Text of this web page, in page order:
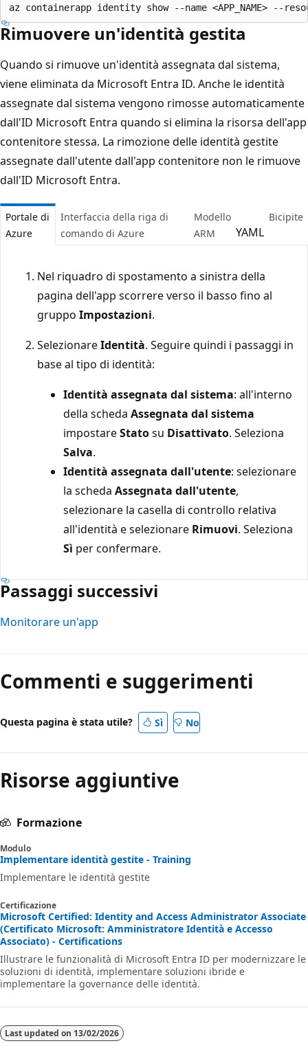
Rimuovere un'identità gestita
Quando si rimuove un'identità assegnata dal sistema,
viene eliminata da Microsoft Entra ID. Anche le identità
assegnate dal sistema vengono rimosse automaticamente
dall'ID Microsoft Entra quando si elimina la risorsa dell'app
contenitore stessa. La rimozione delle identità gestite
assegnate dall'utente dall'app contenitore non le rimuove
dall'ID Microsoft Entra.
Portale di
Azure
Interfaccia della riga di
comando di Azure
Modello
ARM
YAML
Bicipite
Nel riquadro di spostamento a sinistra della
pagina dell'app scorrere verso il basso fino al
gruppo Impostazioni.
SelezionareIdentità. Seguire quindi i passaggi in
base al tipo di identità:
Identità assegnata dal sistema: all'interno
della scheda Assegnata dal sistema
impostareStatosu Disattivato. Seleziona
Salva.
Identità assegnata dall'utente: selezionare
la scheda Assegnata dall'utente,
selezionare la casella di controllo relativa
all'identità e selezionare Rimuovi. Seleziona
Sì per confermare.
Passaggi successivi
Monitorare un'app
Commenti e suggerimenti
Questa pagina è stata utile? Sì No
Risorse aggiuntive
Formazione
Modulo
Implementare identità gestite - Training
Implementare le identità gestite
Certificazione
Microsoft Certified: Identity and Access Administrator Associate
(Certificato Microsoft: Amministratore Identità e Accesso
Associato) - Certifications
Illustrare le funzionalità di Microsoft Entra ID per modernizzare le
soluzioni di identità, implementare soluzioni ibride e
implementare la governance delle identità.
Last updated on 13/02/2026